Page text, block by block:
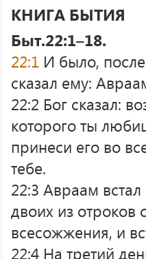
КНИГА БЫТИЯ
Быт.22:1–18.
22:1 И было,
сказал ему:
22:2 Бог сказал:
которого ты
принеси его во
тебе.
22:3 Авраам
двоих из отроков
всесожжения, и
22:4 На третий